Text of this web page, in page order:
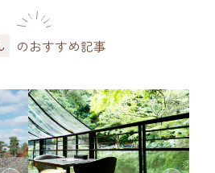
のおすすめ記事